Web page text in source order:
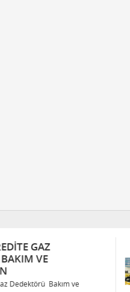
TÜRKAK AKREDITE
DEDEKTÖRÜ BAKIM
Türkak Akredite Gaz